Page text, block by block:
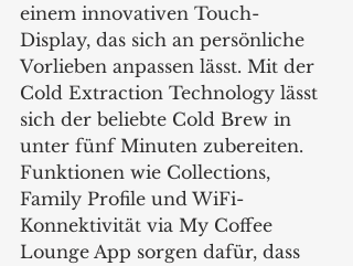
einem innovativen Touch-
Display, das sich an persönliche
Vorlieben anpassen lässt. Mit der
Cold Extraction Technology lässt
sich der beliebte Cold Brew in
unter fünf Minuten zubereiten.
Funktionen wie Collections,
Family Profile und WiFi-
Konnektivität via My Coffee
Lounge App sorgen dafür, dass